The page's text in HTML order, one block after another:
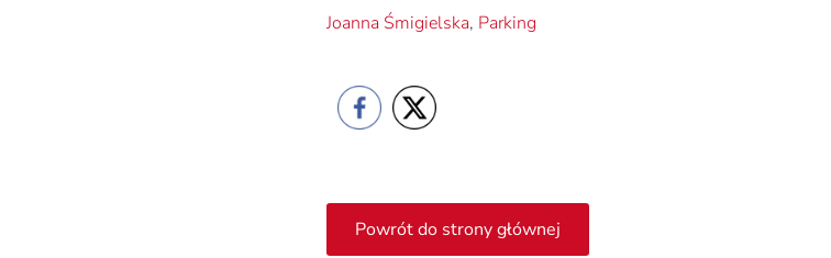
Joanna Śmigielska, Parking
Powrót do strony głównej